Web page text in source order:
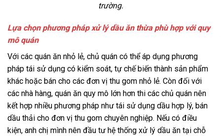
trường.
Lựa chọn phương pháp xử lý dầu ăn thừa phù hợp với quy
mô quán
Với các quán ăn nhỏ lẻ, chủ quán có thể áp dụng phương
pháp tái sử dụng có kiểm soát, tự chế biến thành sản phẩm
khác hoặc bán cho các đơn vị thu gom nhỏ lẻ. Còn đối với
các nhà hàng, quán ăn quy mô lớn hơn thi các chủ quán nên
kết hợp nhiều phương pháp như tái sử dụng dầu hợp lý, bán
dầu thải cho đơn vị thu gom chuyên nghiệp. Nếu có điều
kiện, anh chị mình nên đầu tư hệ thống xử lý dầu ăn tại chỗ